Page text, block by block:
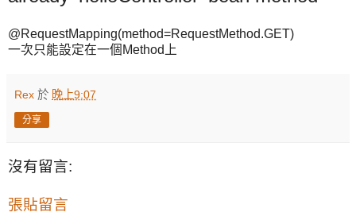
@RequestMapping(method=RequestMethod.GET)
一次只能設定在一個Method上
Rex 於 晚上9:07
分享
沒有留言:
張貼留言